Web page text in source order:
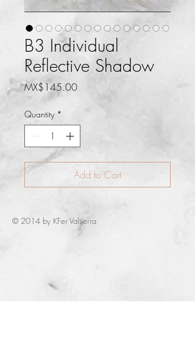
B3 Individual
Reflective Shadow
MX$145.00Price
Quantity *
Add to Cart
© 2014 by KFer Valtierra